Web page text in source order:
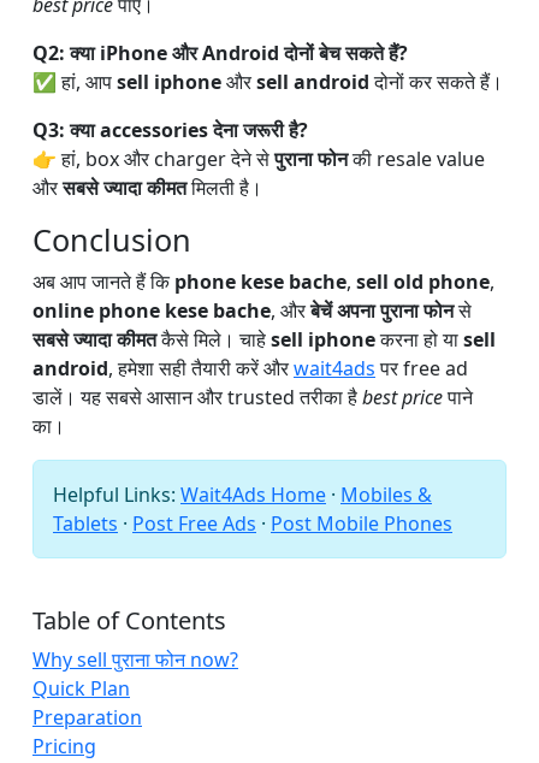
Q2: क्या iPhone और Android दोनों बेच सकते हैं?
✅ हां, आपsell iphoneऔरsell androidदोनों कर सकते हैं।
Q3: क्या accessories देना जरूरी है?
👉 हां, box और charger देने सेपुराना फोनकी resale value
औरसबसे ज्यादा कीमतमिलती है।
Conclusion
अब आप जानते हैं किphone kese bache, sell old phone,
online phone kese bache, औरबेचें अपना पुराना फोनसे
सबसे ज्यादा कीमतकैसे मिले। चाहेsell iphoneकरना हो याsell
android, हमेशा सही तैयारी करें औरwait4adsपर free ad
डालें। यह सबसे आसान और trusted तरीका हैbest priceपाने
का।
Helpful Links: Wait4Ads Home · Mobiles &
Tablets · Post Free Ads · Post Mobile Phones
Table of Contents
Why sell पुराना फोन now?
Quick Plan
Preparation
Pricing